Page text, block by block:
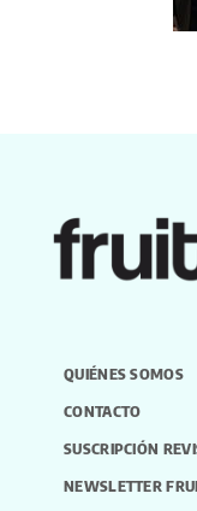
QUIÉNES SOMOS
CONTACTO
SUSCRIPCIÓN
NEWSLETTER